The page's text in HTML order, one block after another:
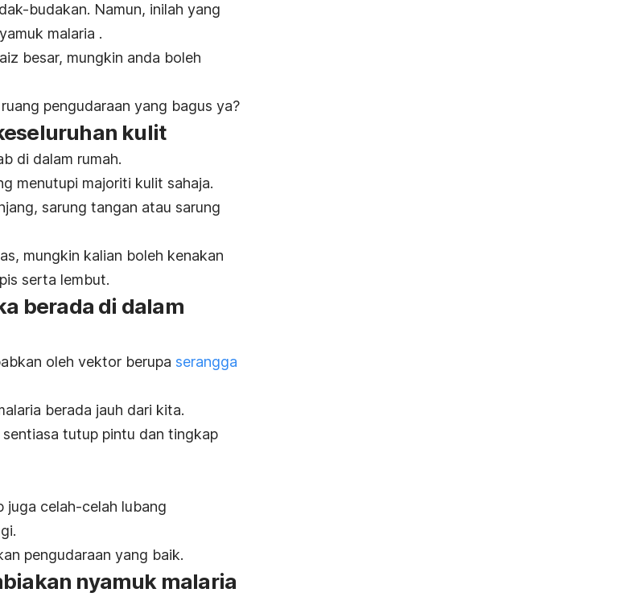
budakan. Namun, inilah yang
malaria .
besar, mungkin anda boleh
pengudaraan yang bagus ya?
kulit
di dalam rumah.
menutupi majoriti kulit sahaja.
sarung tangan atau sarung
mungkin kalian boleh kenakan
serta lembut.
berada di dalam
oleh vektor berupa serangga
berada jauh dari kita.
tutup pintu dan tingkap
juga celah-celah lubang
pengudaraan yang baik.
nyamuk malaria